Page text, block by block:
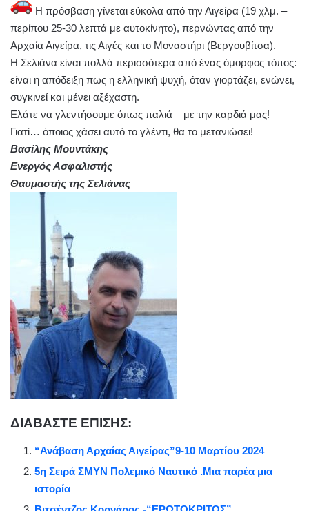
Η πρόσβαση γίνεται εύκολα από την Αιγείρα (19 χλμ. –
περίπου 25-30 λεπτά με αυτοκίνητο), περνώντας από την
Αρχαία Αιγείρα, τις Αιγές και το Μοναστήρι (Βεργουβίτσα).
Η Σελιάνα είναι πολλά περισσότερα από ένας όμορφος τόπος:
είναι η απόδειξη πως η ελληνική ψυχή, όταν γιορτάζει, ενώνει,
συγκινεί και μένει αξέχαστη.
Ελάτε να γλεντήσουμε όπως παλιά – με την καρδιά μας!
Γιατί… όποιος χάσει αυτό το γλέντι, θα το μετανιώσει!
Βασίλης Μουντάκης
Ενεργός Ασφαλιστής
Θαυμαστής της Σελιάνας
ΔΙΑΒΑΣΤΕ ΕΠΙΣΗΣ:
“Ανάβαση Αρχαίας Αιγείρας”9-10 Μαρτίου 2024
5η Σειρά ΣΜΥΝ Πολεμικό Ναυτικό .Μια παρέα μια
ιστορία